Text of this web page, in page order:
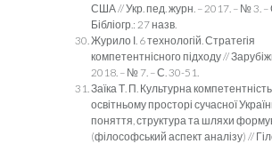
США // Укр. пед. журн. – 2017. – № 3. –
Бібліогр.: 27 назв.
Журило І. 6 технологій. Стратегія
компетентнісного підходу //
2018. – № 7. – С. 30-51.
Заїка Т. П. Культурна
освітньому просторі сучасної
поняття, структура та шляхи
(філософський аспект аналізу) //